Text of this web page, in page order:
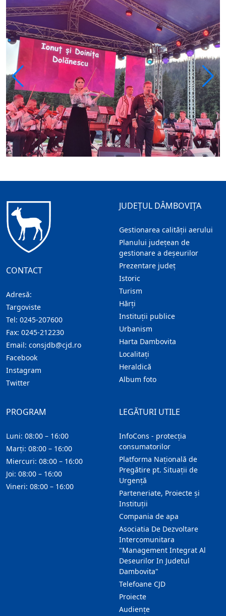
CONTACT
Adresă:
Targoviste
Tel: 0245-207600
Fax: 0245-212230
Email: consjdb@cjd.ro
Facebook
Instagram
Twitter
JUDEȚUL DÂMBOVIȚA
Gestionarea calității aerului
Planului județean de
gestionare a deșeurilor
Prezentare judeţ
Istoric
Turism
Hărţi
Instituţii publice
Urbanism
Harta Dambovita
Localitaţi
Heraldică
Album foto
LEGĂTURI UTILE
InfoCons - protecția
consumatorilor
Platforma Națională de
Pregătire pt. Situații de
Urgență
Parteneriate, Proiecte și
Instituții
Compania de apa
Asociatia De Dezvoltare
Intercomunitara
"Management Integrat Al
Deseurilor In Judetul
Dambovita"
Telefoane CJD
Proiecte
Audienţe
PROGRAM
Luni: 08:00 – 16:00
Marți: 08:00 – 16:00
Miercuri: 08:00 – 16:00
Joi: 08:00 – 16:00
Vineri: 08:00 – 16:00